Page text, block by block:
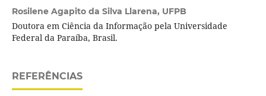
Rosilene Agapito da Silva Llarena, UFPB
Doutora em Ciência da Informação pela Universidade
Federal da Paraíba, Brasil.
REFERÊNCIAS